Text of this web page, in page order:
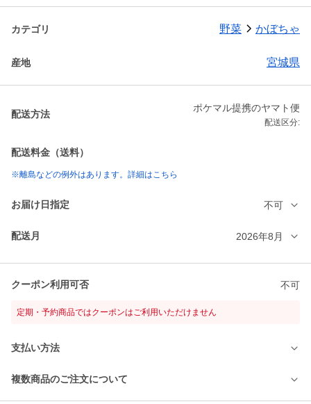
カテゴリ 野菜 かぼちゃ
産地 宮城県
配送方法
ポケマル提携のヤマト便
配送区分:
配送料金（送料）
※離島などの例外はあります。詳細はこちら
お届け日指定 不可
配送月 2026年8月
クーポン利用可否 不可
定期・予約商品ではクーポンはご利用いただけません
支払い方法
複数商品のご注文について